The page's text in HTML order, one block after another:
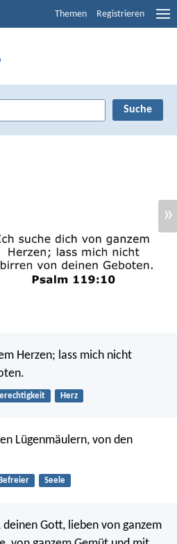
Themen Registrieren
»
Herzen; lass mich nicht
Herz
Lügenmäulern, von den
Befreier Seele
Gott, lieben von ganzem